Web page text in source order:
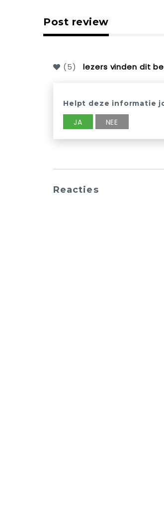
Post review
(5) lezers vinden dit
Helpt deze informatie
JA NEE
Reacties